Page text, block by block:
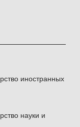
иностранных
науки и